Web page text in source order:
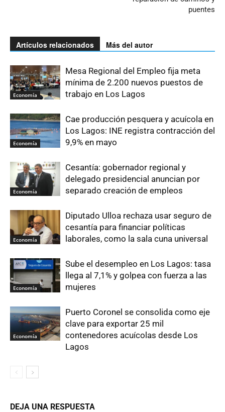
puentes
Artículos relacionados Más del autor
Economía
Mesa Regional del Empleo fija meta
mínima de 2.200 nuevos puestos de
trabajo en Los Lagos
Economía
Cae producción pesquera y acuícola en
Los Lagos: INE registra contracción del
9,9% en mayo
Economía
Cesantía: gobernador regional y
delegado presidencial anuncian por
separado creación de empleos
Economía
Diputado Ulloa rechaza usar seguro de
cesantía para financiar políticas
laborales, como la sala cuna universal
Economía
Sube el desempleo en Los Lagos: tasa
llega al 7,1% y golpea con fuerza a las
mujeres
Economía
Puerto Coronel se consolida como eje
clave para exportar 25 mil
contenedores acuícolas desde Los
Lagos
DEJA UNA RESPUESTA